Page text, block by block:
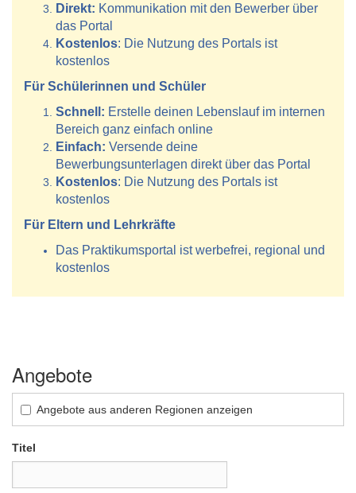
Direkt: Kommunikation mit den Bewerber über
das Portal
Kostenlos: Die Nutzung des Portals ist
kostenlos
Für Schülerinnen und Schüler
Schnell: Erstelle deinen Lebenslauf im internen
Bereich ganz einfach online
Einfach: Versende deine
Bewerbungsunterlagen direkt über das Portal
Kostenlos: Die Nutzung des Portals ist
kostenlos
Für Eltern und Lehrkräfte
Das Praktikumsportal ist werbefrei, regional und
kostenlos
Angebote
Angebote aus anderen Regionen anzeigen
Titel